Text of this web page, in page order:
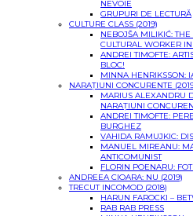
NEVOIE
GRUPURI DE LECTURĂ
CULTURE CLASS (2019)
NEBOJŠA MILIKIĆ:
CULTURAL WORKER
ANDREI TIMOFTE:
BLOC!
MINNA HENRIKSSON:
NARAȚIUNI CONCURENTE
MARIUS ALEXANDRU
NARAȚIUNI
ANDREI TIMOFTE:
BURGHEZ
VAHIDA RAMUJKIC:
MANUEL MIREANU:
ANTICOMUNIST
FLORIN POENARU:
ANDREEA CIOARA: NU (2019)
TRECUT INCOMOD (2018)
HARUN FAROCKI –
RAB RAB PRESS